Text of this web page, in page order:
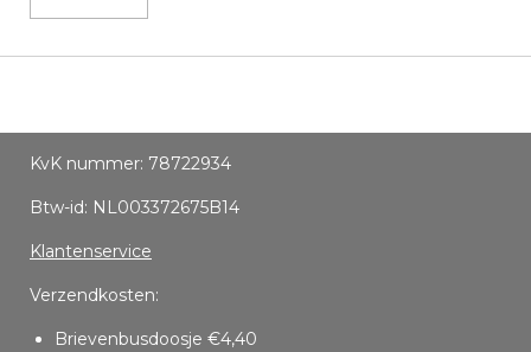
KvK nummer: 78722934
Btw-id: NL003372675B14
Klantenservice
Verzendkosten:
Brievenbusdoosje €4,40